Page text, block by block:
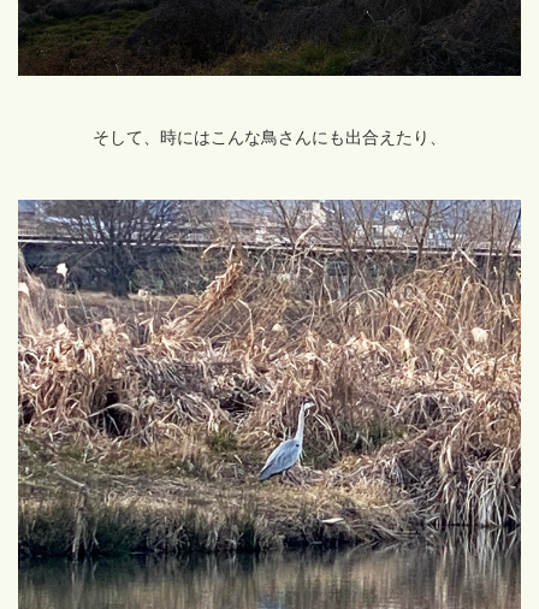
そして、時にはこんな鳥さんにも出合えたり、